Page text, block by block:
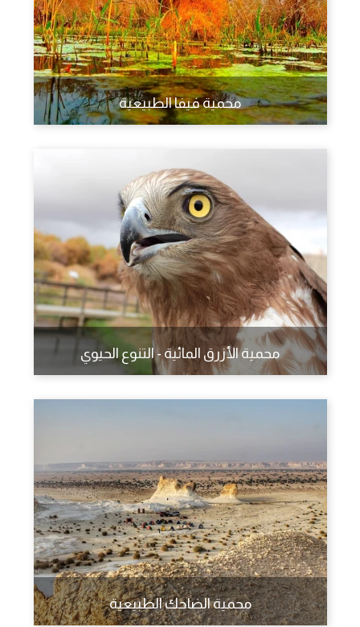
محمية فيفا الطبيعية
محمية الأزرق المائية - التنوع الحيوي
محمية الضاحك الطبيعية